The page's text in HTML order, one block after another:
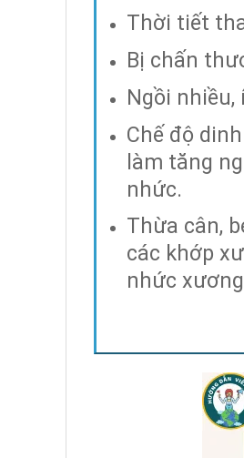
Thời tiết
Bị chấn
Ngồi nhiều,
Chế độ
làm tăng
nhức.
Thừa cân,
các khớp
nhức